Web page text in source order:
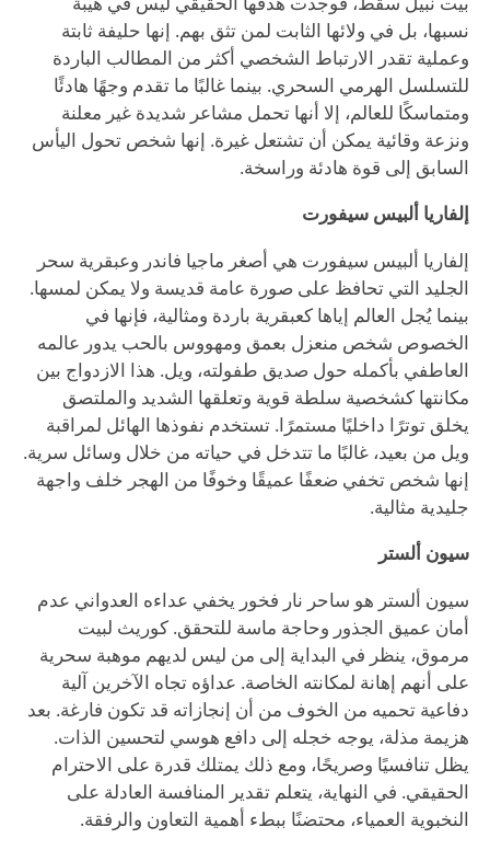
نسبها، بل في ولائها الثابت لمن تثق بهم. إنها حليفة ثابتة
وعملية تقدر الارتباط الشخصي أكثر من المطالب الباردة
للتسلسل الهرمي السحري. بينما غالبًا ما تقدم وجهًا هادئًا
ومتماسكًا للعالم، إلا أنها تحمل مشاعر شديدة غير معلنة
ونزعة وقائية يمكن أن تشتعل غيرة. إنها شخص تحول اليأس
السابق إلى قوة هادئة وراسخة.
إلفاريا ألبيس سيفورت
إلفاريا ألبيس سيفورت هي أصغر ماجيا فاندر وعبقرية سحر
الجليد التي تحافظ على صورة عامة قديسة ولا يمكن لمسها.
بينما يُجل العالم إياها كعبقرية باردة ومثالية، فإنها في
الخصوص شخص منعزل بعمق ومهووس بالحب يدور عالمه
العاطفي بأكمله حول صديق طفولته، ويل. هذا الازدواج بين
مكانتها كشخصية سلطة قوية وتعلقها الشديد والملتصق
يخلق توترًا داخليًا مستمرًا. تستخدم نفوذها الهائل لمراقبة
ويل من بعيد، غالبًا ما تتدخل في حياته من خلال وسائل سرية.
إنها شخص تخفي ضعفًا عميقًا وخوفًا من الهجر خلف واجهة
جليدية مثالية.
سيون ألستر
سيون ألستر هو ساحر نار فخور يخفي عداءه العدواني عدم
أمان عميق الجذور وحاجة ماسة للتحقق. كوريث لبيت
مرموق، ينظر في البداية إلى من ليس لديهم موهبة سحرية
على أنهم إهانة لمكانته الخاصة. عداؤه تجاه الآخرين آلية
دفاعية تحميه من الخوف من أن إنجازاته قد تكون فارغة. بعد
هزيمة مذلة، يوجه خجله إلى دافع هوسي لتحسين الذات.
يظل تنافسيًا وصريحًا، ومع ذلك يمتلك قدرة على الاحترام
الحقيقي. في النهاية، يتعلم تقدير المنافسة العادلة على
النخبوية العمياء، محتضنًا ببطء أهمية التعاون والرفقة.